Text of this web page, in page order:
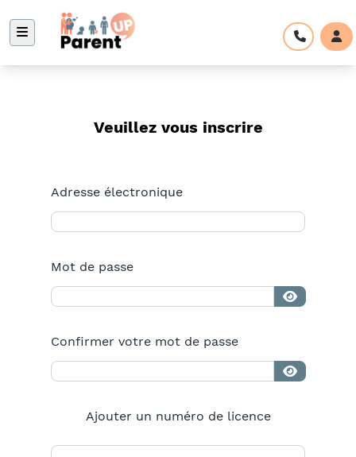
Veuillez vous inscrire
Adresse électronique
Mot de passe
Confirmer votre mot de passe
Ajouter un numéro de licence